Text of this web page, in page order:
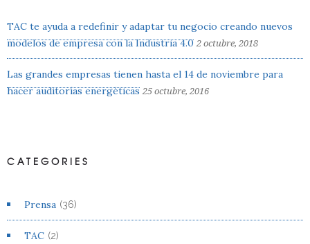
TAC te ayuda a redefinir y adaptar tu negocio creando nuevos
modelos de empresa con la Industria 4.0 2 octubre, 2018
Las grandes empresas tienen hasta el 14 de noviembre para
hacer auditorías energéticas 25 octubre, 2016
CATEGORIES
Prensa (36)
TAC (2)